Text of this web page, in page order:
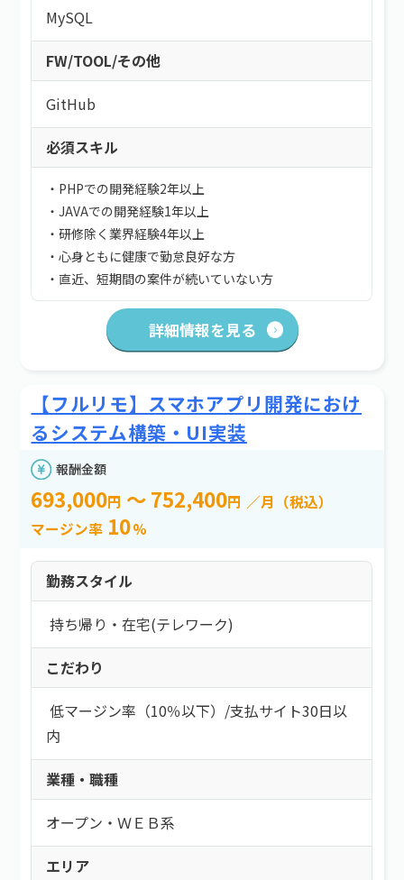
MySQL
FW/TOOL/その他
GitHub
必須スキル
・PHPでの開発経験2年以上
・JAVAでの開発経験1年以上
・研修除く業界経験4年以上
・心身ともに健康で勤怠良好な方
・直近、短期間の案件が続いていない方
詳細情報を見る
【フルリモ】スマホアプリ開発におけ
るシステム構築・UI実装
報酬金額
693,000円 ～ 752,400円 ／月（税込）
マージン率 10%
勤務スタイル
持ち帰り・在宅(テレワーク)
こだわり
低マージン率（10％以下） /支払サイト30日以
内
業種・職種
オープン・ＷＥＢ系
エリア